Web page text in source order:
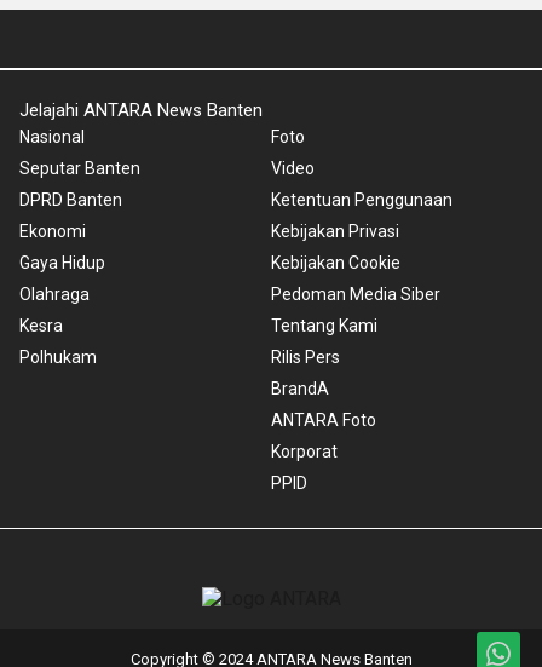
Jelajahi ANTARA News Banten
Nasional
Seputar Banten
DPRD Banten
Ekonomi
Gaya Hidup
Olahraga
Kesra
Polhukam
Foto
Video
Ketentuan Penggunaan
Kebijakan Privasi
Kebijakan Cookie
Pedoman Media Siber
Tentang Kami
Rilis Pers
BrandA
ANTARA Foto
Korporat
PPID
Copyright © 2024 ANTARA News Banten